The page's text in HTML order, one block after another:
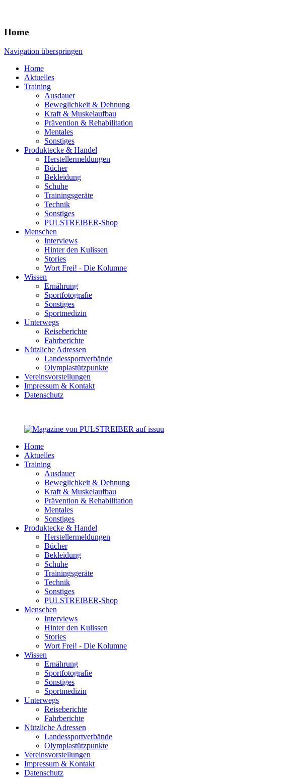
Home
Navigation überspringen
Home
Aktuelles
Training
Ausdauer
Beweglichkeit & Dehnung
Kraft & Muskelaufbau
Prävention & Rehabilitation
Mentales
Sonstiges
Produktecke & Handel
Herstellermeldungen
Bücher
Bekleidung
Schuhe
Trainingsgeräte
Technik
Sonstiges
PULSTREIBER-Shop
Menschen
Interviews
Hinter den Kulissen
Stories
Wort Frei! - Die Kolumne
Wissen
Ernährung
Sportfotografie
Sonstiges
Sportmedizin
Unterwegs
Reiseberichte
Fahrberichte
Nützliche Adressen
Landessportverbände
Olympiastützpunkte
Vereinsvorstellungen
Impressum & Kontakt
Datenschutz
Home
Aktuelles
Training
Ausdauer
Beweglichkeit & Dehnung
Kraft & Muskelaufbau
Prävention & Rehabilitation
Mentales
Sonstiges
Produktecke & Handel
Herstellermeldungen
Bücher
Bekleidung
Schuhe
Trainingsgeräte
Technik
Sonstiges
PULSTREIBER-Shop
Menschen
Interviews
Hinter den Kulissen
Stories
Wort Frei! - Die Kolumne
Wissen
Ernährung
Sportfotografie
Sonstiges
Sportmedizin
Unterwegs
Reiseberichte
Fahrberichte
Nützliche Adressen
Landessportverbände
Olympiastützpunkte
Vereinsvorstellungen
Impressum & Kontakt
Datenschutz